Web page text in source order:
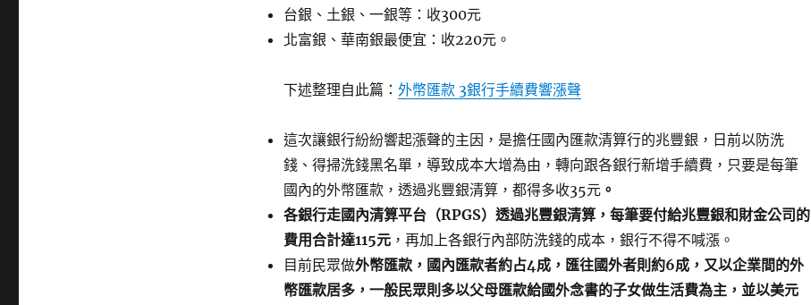
台銀、土銀、一銀等：收300元
北富銀、華南銀最便宜：收220元。
下述整理自此篇： 外幣匯款 3銀行手續費響漲聲
這次讓銀行紛紛響起漲聲的主因，是擔任國內匯款清算行的兆豐銀，日前以防洗
錢、得掃洗錢黑名單，導致成本大增為由，轉向跟各銀行新增手續費，只要是每筆
國內的外幣匯款，透過兆豐銀清算，都得多收35元。
各銀行走國內清算平台（RPGS）透過兆豐銀清算，每筆要付給兆豐銀和財金公司的
費用合計達115元，再加上各銀行內部防洗錢的成本，銀行不得不喊漲。
目前民眾做外幣匯款，國內匯款者約占4成，匯往國外者則約6成，又以企業間的外
幣匯款居多，一般民眾則多以父母匯款給國外念書的子女做生活費為主，並以美元